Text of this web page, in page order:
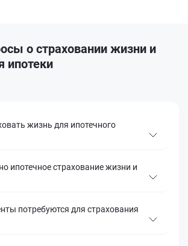
о страховании жизни и
ипотеки
жизнь для ипотечного
ипотечное страхование жизни и
потребуются для страхования